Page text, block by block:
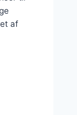
af